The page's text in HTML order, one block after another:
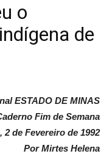
o
de
ESTADO DE MINAS
Fim de Semana
2 de Fevereiro de 1992
Por Mirtes Helena